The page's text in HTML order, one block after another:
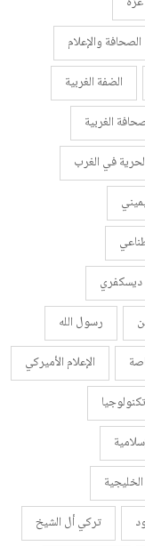
الصحافة والإعلام
الضفة الغربية
الغربية
في الغرب
ديسكفري
رسول الله
الإعلام الأميركي
تكنولوجيا
الخليجية
تركي أل الشيخ